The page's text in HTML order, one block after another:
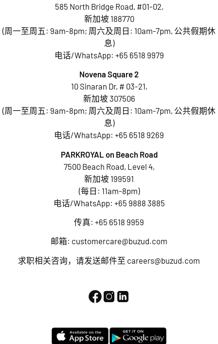
585 North Bridge Road, #01-02,
新加坡 188770
(周一至周五: 9am-8pm; 周六及周日: 10am-7pm, 公共假期休
息)
电话/WhatsApp: +65 6518 9979
Novena Square 2
10 Sinaran Dr, # 03-21,
新加坡 307506
(周一至周五: 9am-8pm; 周六及周日: 10am-7pm, 公共假期休
息)
电话/WhatsApp: +65 6518 9269
PARKROYAL on Beach Road
7500 Beach Road, Level 4,
新加坡 199591
(每日: 11am-8pm)
电话/WhatsApp: +65 9888 3885
传真: +65 6518 9959
邮箱: customercare@buzud.com
求职相关咨询，请发送邮件至 careers@buzud.com